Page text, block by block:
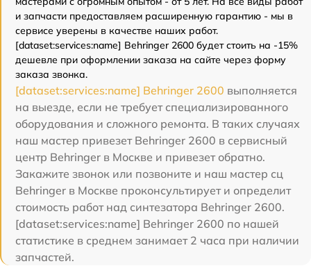
и запчасти предоставляем расширенную гарантию - мы в
сервисе уверены в качестве наших работ.
[dataset:services:name] Behringer 2600 будет стоить на -15%
дешевле при оформлении заказа на сайте через форму
заказа звонка.
[dataset:services:name] Behringer 2600 выполняется
на выезде, если не требует специализированного
оборудования и сложного ремонта. В таких случаях
наш мастер привезет Behringer 2600 в сервисный
центр Behringer в Москве и привезет обратно.
Закажите звонок или позвоните и наш мастер сц
Behringer в Москве проконсультирует и определит
стоимость работ над синтезатора Behringer 2600.
[dataset:services:name] Behringer 2600 по нашей
статистике в среднем занимает 2 часа при наличии
запчастей.